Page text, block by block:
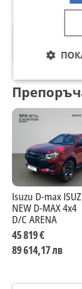
гр.
Велико
Isuzu D-max
NEW D-MAX 4x4
D/C ARENA
45 819 €
89 614,17 лв